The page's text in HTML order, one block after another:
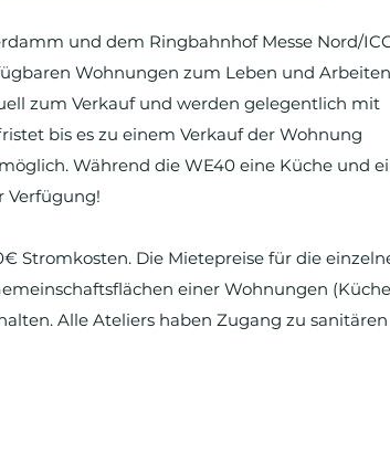
und dem Ringbahnhof Messe Nord/
Wohnungen zum Leben und
zum Verkauf und werden gelegentlich mit
bis es zu einem Verkauf der Wohnung
Während die WE40 eine Küche und
Verfügung!
Stromkosten. Die Mietepreise für die
einer Wohnungen
Alle Ateliers haben Zugang zu sanitären